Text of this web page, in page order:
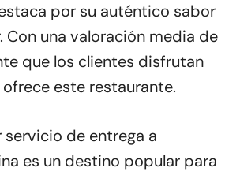
por su auténtico sabor
una valoración media de
que los clientes disfrutan
este restaurante.
de entrega a
es un destino popular para